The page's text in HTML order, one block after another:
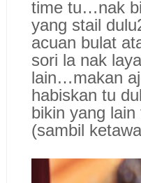
time tu…nak
yang stail
acuan bulat
sori la nak
lain…makan
habiskan tu
bikin yang
(sambil